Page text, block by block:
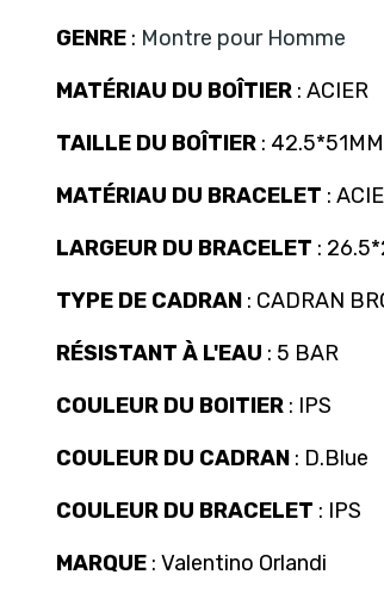
GENRE : Montre pour Homme
MATÉRIAU DU BOÎTIER : ACIER
TAILLE DU BOÎTIER : 42.5*51MM
MATÉRIAU DU BRACELET :
LARGEUR DU BRACELET :
TYPE DE CADRAN : CADRAN
RÉSISTANT À L'EAU : 5 BAR
COULEUR DU BOITIER : IPS
COULEUR DU CADRAN : D.Blue
COULEUR DU BRACELET : IPS
MARQUE : Valentino Orlandi